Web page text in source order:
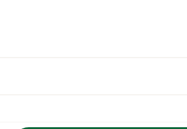
con prezzi che variano in
diventa grande un